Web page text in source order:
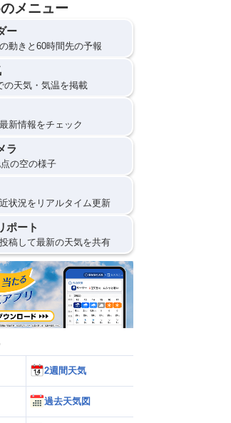
メニュー
ー
動きと60時間先の予報
の天気・気温を掲載
新情報をチェック
ラ
の空の様子
状況をリアルタイム更新
ポート
稿して最新の天気を共有
2週間天気
過去天気図